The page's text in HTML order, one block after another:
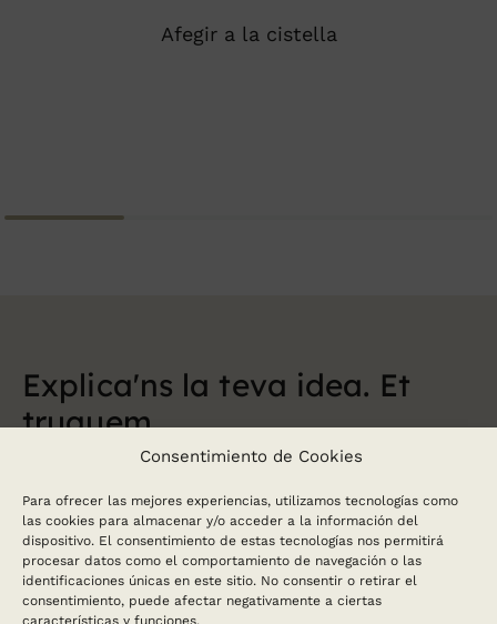
Consentimiento de Cookies
Para ofrecer las mejores experiencias, utilizamos tecnologías como
las cookies para almacenar y/o acceder a la información del
dispositivo. El consentimiento de estas tecnologías nos permitirá
procesar datos como el comportamiento de navegación o las
identificaciones únicas en este sitio. No consentir o retirar el
consentimiento, puede afectar negativamente a ciertas
características y funciones.
Afegir a la cistella
Explica'ns la teva idea. Et
truquem
Contacta con nosotros para cualquier duda
que tengas, te responderemos en el menor
tiempo posible. Selecciona el día y la hora si
quieres que te llamemos.